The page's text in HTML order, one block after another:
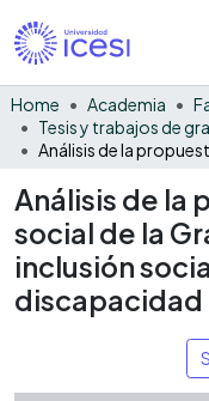
Home Academia
Tesis y trabajos de
Análisis de la
social de la
inclusión